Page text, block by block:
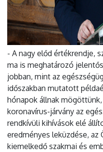
- A nagy előd értékrendje,
ma is meghatározó
jobban, mint az
időszakban mutatott
hónapok állnak
koronavírus-járvány az
rendkívüli kihívások elé
eredményes leküzdése, az
kiemelkedő szakmai és